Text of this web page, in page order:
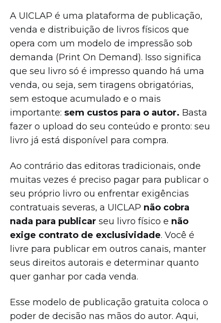
A UICLAP é uma plataforma de publicação,
venda e distribuição de livros físicos que
opera com um modelo de impressão sob
demanda (Print On Demand). Isso significa
que seu livro só é impresso quando há uma
venda, ou seja, sem tiragens obrigatórias,
sem estoque acumulado e o mais
importante: sem custos para o autor. Basta
fazer o upload do seu conteúdo e pronto: seu
livro já está disponível para compra.
Ao contrário das editoras tradicionais, onde
muitas vezes é preciso pagar para publicar o
seu próprio livro ou enfrentar exigências
contratuais severas, a UICLAP não cobra
nada para publicar seu livro físico e não
exige contrato de exclusividade. Você é
livre para publicar em outros canais, manter
seus direitos autorais e determinar quanto
quer ganhar por cada venda.
Esse modelo de publicação gratuita coloca o
poder de decisão nas mãos do autor. Aqui,